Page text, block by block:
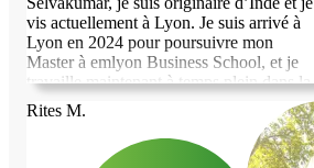
vis actuellement à Lyon. Je suis arrivé à
Lyon en 2024 pour poursuivre mon
Master à emlyon Business School, et je
travaille maintenant à temps plein dans la
région. Je recherche un logement en
échange d’un coup de main au quotidien.
Je peux vous aider avec les courses, le
ménage, le jardinage, les petits travaux à
Rites M.